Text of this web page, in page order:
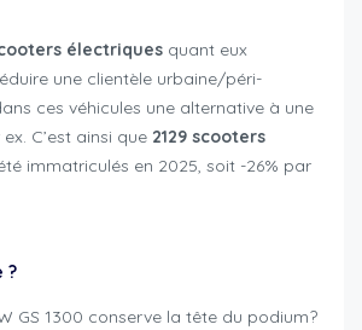
électriques quant eux
une clientèle urbaine/péri-
ces véhicules une alternative à une
C’est ainsi que 2129 scooters
immatriculés en 2025, soit -26% par
?
GS 1300 conserve la tête du podium?